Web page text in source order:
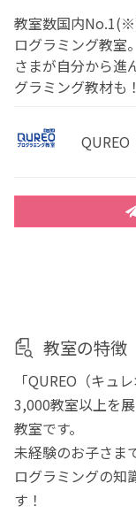
教室数国内
ログラミング教室
さまが自分から進
グラミング教材も
教室の特徴
「QUREO（キュ
3,000教室以上を
教室です。
未経験のお子さま
ログラミングの知
す！